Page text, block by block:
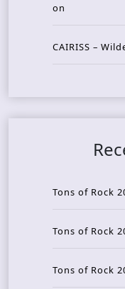
on
CAIRISS –
Tons of Rock
Tons of Rock
Tons of Rock